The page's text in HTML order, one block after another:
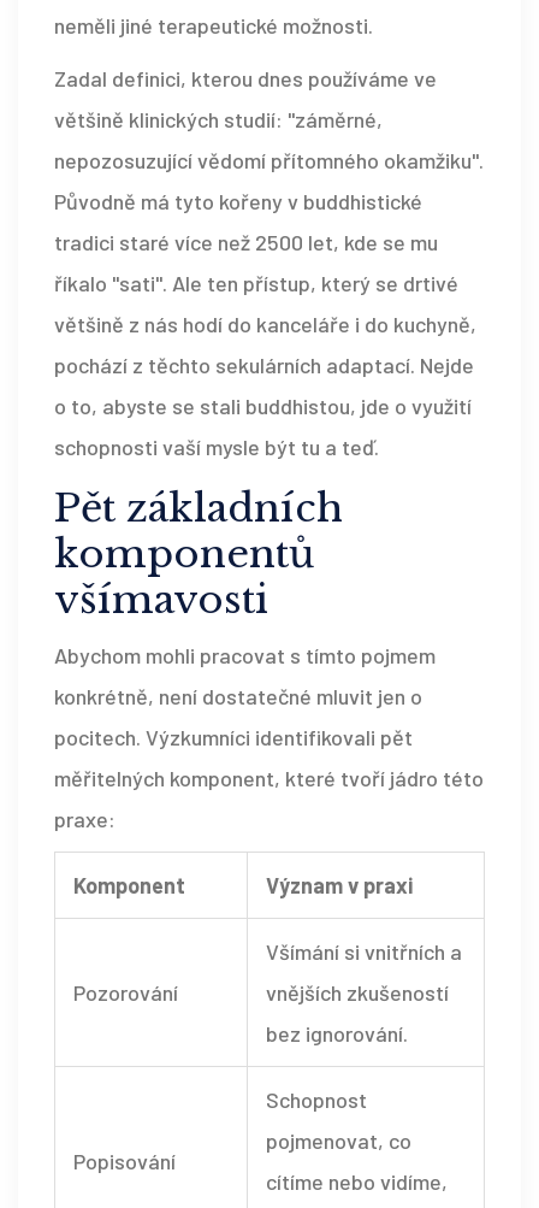
neměli jiné terapeutické možnosti.
Zadal definici, kterou dnes používáme ve
většině klinických studií: "záměrné,
nepozosuzující vědomí přítomného okamžiku".
Původně má tyto kořeny v buddhistické
tradici staré více než 2500 let, kde se mu
říkalo "sati". Ale ten přístup, který se drtivé
většině z nás hodí do kanceláře i do kuchyně,
pochází z těchto sekulárních adaptací. Nejde
o to, abyste se stali buddhistou, jde o využití
schopnosti vaší mysle být tu a teď.
Pět základních
komponentů
všímavosti
Abychom mohli pracovat s tímto pojmem
konkrétně, není dostatečné mluvit jen o
pocitech. Výzkumníci identifikovali pět
měřitelných komponent, které tvoří jádro této
praxe:
Komponent Význam v praxi
Pozorování
Všímání si vnitřních a
vnějších zkušeností
bez ignorování.
Popisování
Schopnost
pojmenovat, co
cítíme nebo vidíme,